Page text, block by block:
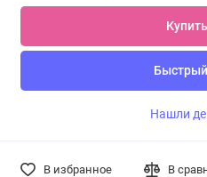
Купить
Нашли
В избранное В